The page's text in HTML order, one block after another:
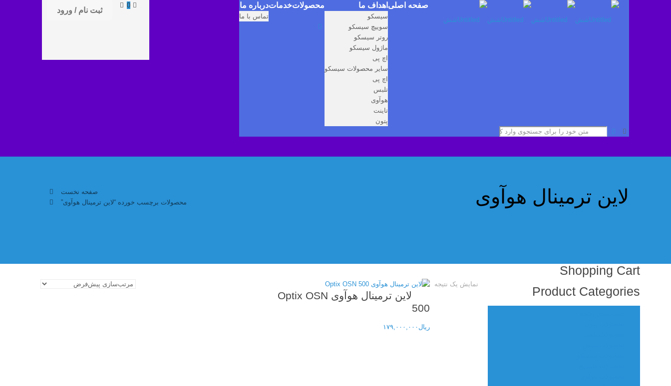
صفحه اصلی اهداف ما
سیسکو
سوییچ سیسکو
روتر سیسکو
ماژول سیسکو
اچ پی
سایر محصولات سیسکو
اچ پی
تلبس
هوآوی
تاینت
پتون
محصولاتخدماتدرباره ما
تماس با ما
0
ثبت نام / ورود
لاین ترمینال هوآوی
صفحه نخست
محصولات برچسب خورده “لاین ترمینال هوآوی”
نمایش یک نتیجه
لاین ترمینال هوآوی Optix OSN
500
ریال ۱۷۹,۰۰۰,۰۰۰
Shopping Cart
Product Categories